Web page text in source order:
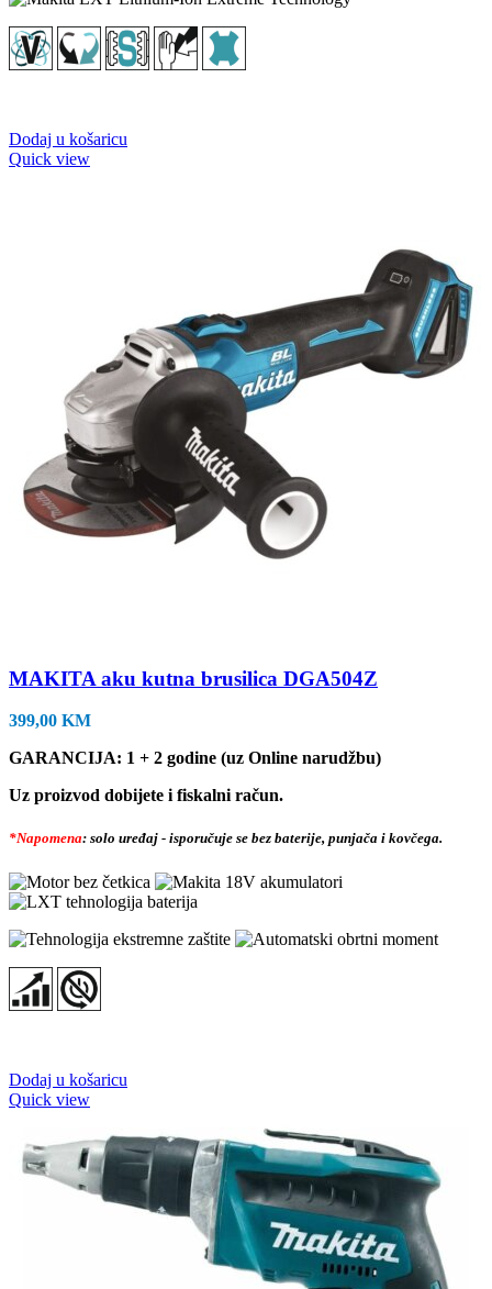
Dodaj u košaricu
Quick view
MAKITA aku kutna brusilica DGA504Z
399,00 KM
GARANCIJA: 1 + 2 godine (uz Online narudžbu)
Uz proizvod dobijete i fiskalni račun.
*Napomena: solo uređaj - isporučuje se bez baterije, punjača i kovčega.
Dodaj u košaricu
Quick view